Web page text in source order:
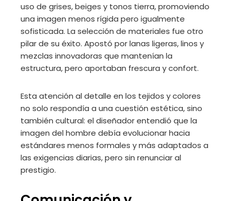
uso de grises, beiges y tonos tierra, promoviendo
una imagen menos rígida pero igualmente
sofisticada. La selección de materiales fue otro
pilar de su éxito. Apostó por lanas ligeras, linos y
mezclas innovadoras que mantenían la
estructura, pero aportaban frescura y confort.
Esta atención al detalle en los tejidos y colores
no solo respondía a una cuestión estética, sino
también cultural: el diseñador entendió que la
imagen del hombre debía evolucionar hacia
estándares menos formales y más adaptados a
las exigencias diarias, pero sin renunciar al
prestigio.